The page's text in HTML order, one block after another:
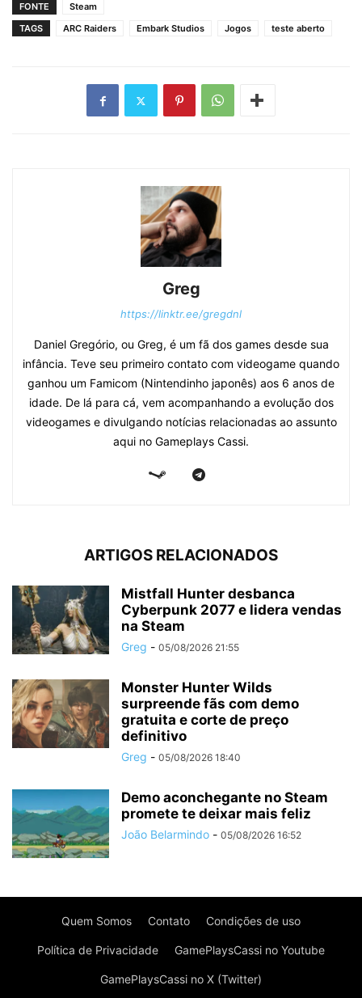
FONTE
Steam
TAGS
ARC Raiders Embark Studios Jogos teste aberto
Greg
https://linktr.ee/gregdnl
Daniel Gregório, ou Greg, é um fã dos games desde sua
infância. Teve seu primeiro contato com videogame quando
ganhou um Famicom (Nintendinho japonês) aos 6 anos de
idade. De lá para cá, vem acompanhando a evolução dos
videogames e divulgando notícias relacionadas ao assunto
aqui no Gameplays Cassi.
ARTIGOS RELACIONADOS
Mistfall Hunter desbanca
Cyberpunk 2077 e lidera vendas
na Steam
Greg - 05/08/2026 21:55
Monster Hunter Wilds
surpreende fãs com demo
gratuita e corte de preço
definitivo
Greg - 05/08/2026 18:40
Demo aconchegante no Steam
promete te deixar mais feliz
João Belarmindo - 05/08/2026 16:52
Quem Somos Contato Condições de uso
Política de Privacidade GamePlaysCassi no Youtube
GamePlaysCassi no X (Twitter)